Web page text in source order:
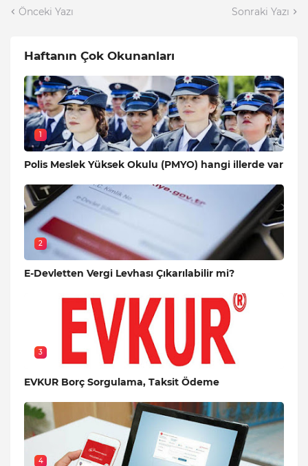
Önceki Yazı Sonraki Yazı
Haftanın Çok Okunanları
1
Polis Meslek Yüksek Okulu (PMYO) hangi illerde var
2
E-Devletten Vergi Levhası Çıkarılabilir mi?
3
EVKUR Borç Sorgulama, Taksit Ödeme
4